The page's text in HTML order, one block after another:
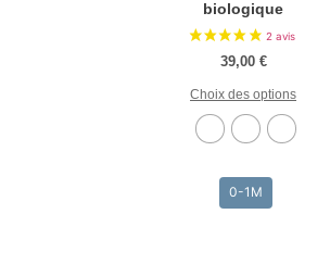
biologique
39,00 €
Choix des options
0-1M